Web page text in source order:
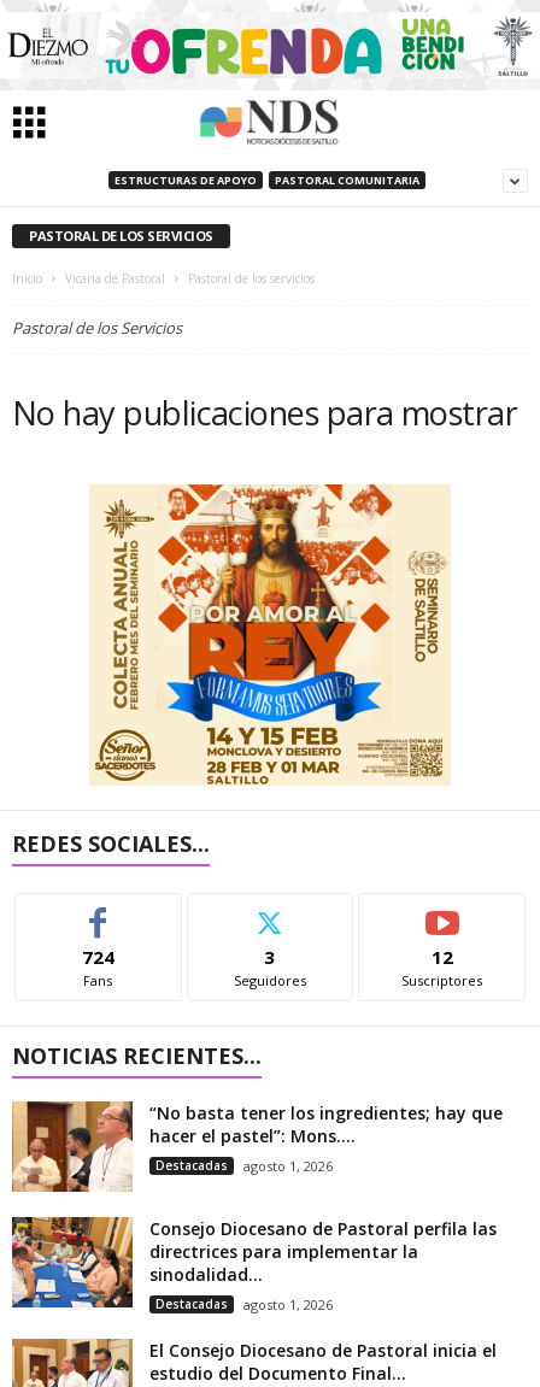
ESTRUCTURAS DE APOYO PASTORAL COMUNITARIA
PASTORAL DE LOS SERVICIOS
Inicio Vicaria de Pastoral Pastoral de los servicios
Pastoral de los Servicios
No hay publicaciones para mostrar
REDES SOCIALES...
724
Fans
3
Seguidores
12
Suscriptores
NOTICIAS RECIENTES...
“No basta tener los ingredientes; hay que
hacer el pastel”: Mons....
Destacadas agosto 1, 2026
Consejo Diocesano de Pastoral perfila las
directrices para implementar la
sinodalidad...
Destacadas agosto 1, 2026
El Consejo Diocesano de Pastoral inicia el
estudio del Documento Final...